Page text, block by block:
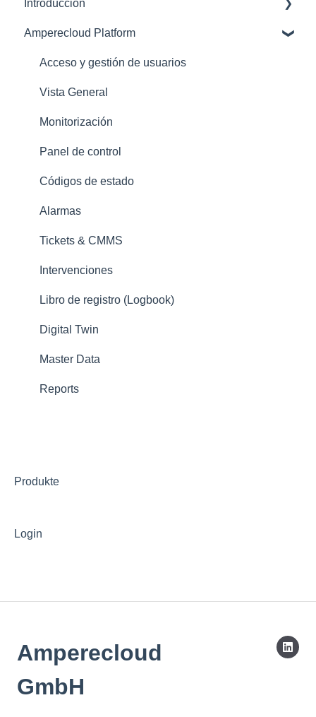
Introducción
Amperecloud Platform – Cuenta y configuración
Plataforma Amperecloud: nuevas instalaciones y
Amperecloud Platform
Acceso y gestión de usuarios
Vista General
Monitorización
Panel de control
Códigos de estado
Alarmas
Tickets & CMMS
Intervenciones
Libro de registro (Logbook)
Digital Twin
Master Data
Reports
Produkte
Login
Amperecloud
GmbH